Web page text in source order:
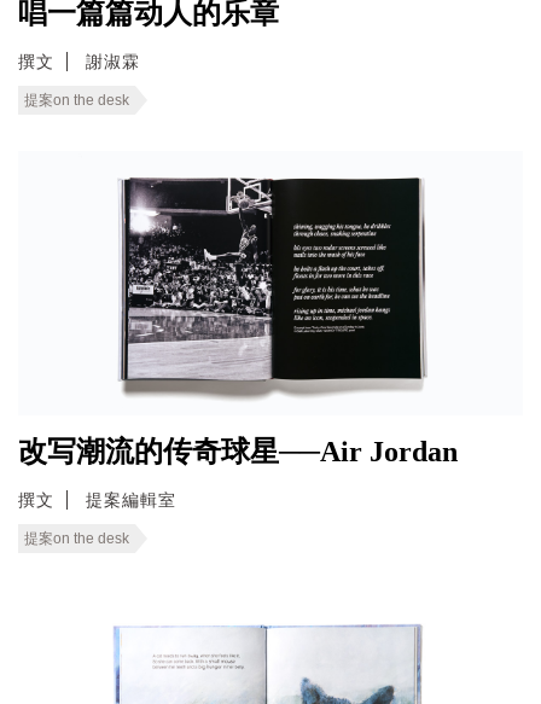
唱一篇篇动人的乐章
撰文 謝淑霖
提案on the desk
改写潮流的传奇球星──Air Jordan
撰文 提案編輯室
提案on the desk